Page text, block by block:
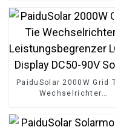
PaiduSolar 2000W Grid
Wechselrichter